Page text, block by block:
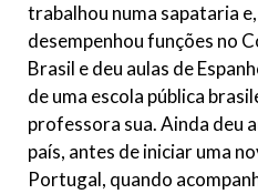
trabalhou numa sapataria
desempenhou funções no
Brasil e deu aulas de
de uma escola pública
professora sua. Ainda deu
país, antes de iniciar uma
Portugal, quando